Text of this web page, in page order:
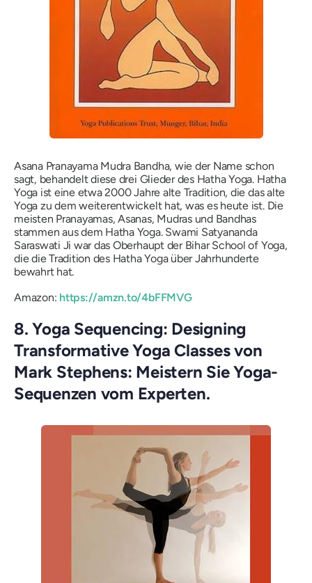
Asana Pranayama Mudra Bandha, wie der Name schon
sagt, behandelt diese drei Glieder des Hatha Yoga. Hatha
Yoga ist eine etwa 2000 Jahre alte Tradition, die das alte
Yoga zu dem weiterentwickelt hat, was es heute ist. Die
meisten Pranayamas, Asanas, Mudras und Bandhas
stammen aus dem Hatha Yoga. Swami Satyananda
Saraswati Ji war das Oberhaupt der Bihar School of Yoga,
die die Tradition des Hatha Yoga über Jahrhunderte
bewahrt hat.
Amazon: https://amzn.to/4bFFMVG
8. Yoga Sequencing: Designing
Transformative Yoga Classes von
Mark Stephens: Meistern Sie Yoga-
Sequenzen vom Experten.